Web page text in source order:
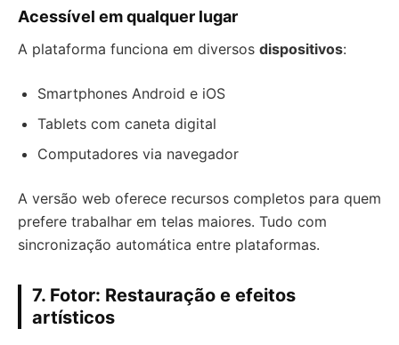
Acessível em qualquer lugar
A plataforma funciona em diversos dispositivos:
Smartphones Android e iOS
Tablets com caneta digital
Computadores via navegador
A versão web oferece recursos completos para quem
prefere trabalhar em telas maiores. Tudo com
sincronização automática entre plataformas.
7. Fotor: Restauração e efeitos
artísticos